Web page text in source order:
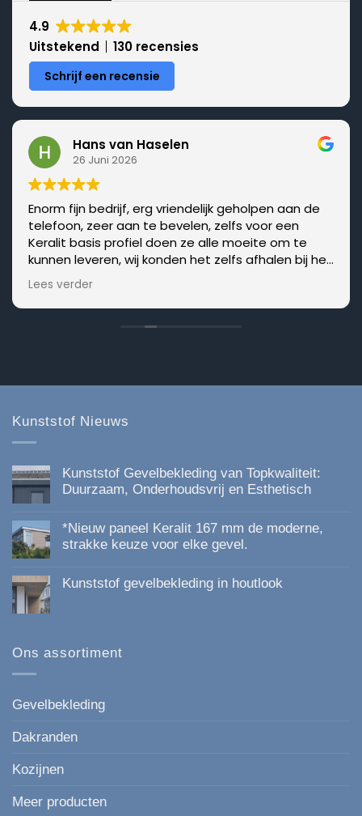
productpagina
4.9
Uitstekend
130 recensies
Schrijf een recensie
Hans van Haselen
26 Juni 2026
Enorm fijn bedrijf, erg vriendelijk geholpen aan de
telefoon, zeer aan te bevelen, zelfs voor een
Keralit basis profiel doen ze alle moeite om te
kunnen leveren, wij konden het zelfs afhalen bij het
magazijn waar ze het, zoals afgesproken, bij de
roldeur hadden gelegd! HULDE daarvoor hierdoor
konden we doorwerken zonder groot oponthoud.
Lees verder
Kunststof Nieuws
Kunststof Gevelbekleding van Topkwaliteit:
Duurzaam, Onderhoudsvrij en Esthetisch
op
Kunststof
Gevelbekleding
Duurzaam,
*Nieuw paneel Keralit 167 mm de moderne,
strakke keuze voor elke gevel.
op
de
voor
elke
Kunststof gevelbekleding in houtlook
gevelbekleding
in
Ons assortiment
Gevelbekleding
Dakranden
Kozijnen
Meer producten